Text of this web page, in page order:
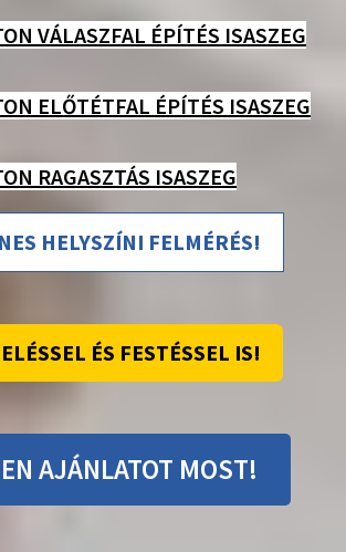
VÁLASZFAL ÉPÍTÉS ISASZEG
ELŐTÉTFAL ÉPÍTÉS ISASZEG
RAGASZTÁS ISASZEG
HELYSZÍNI FELMÉRÉS!
ÉS FESTÉSSEL IS!
AJÁNLATOT MOST!